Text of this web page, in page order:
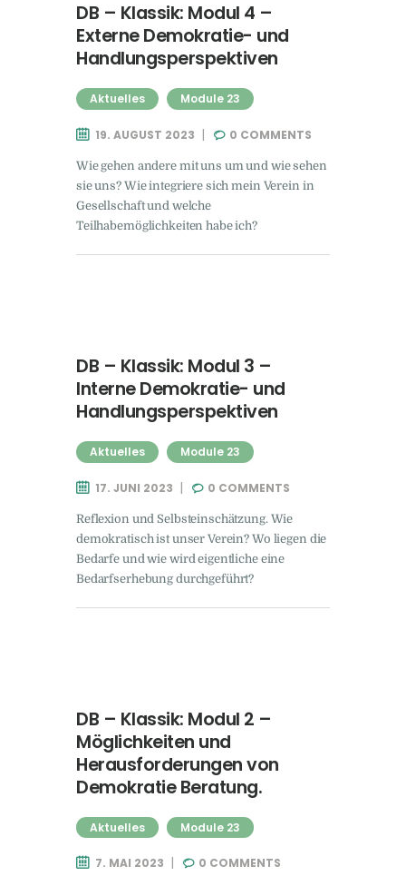
DB – Klassik: Modul 4 –
Externe Demokratie- und
Handlungsperspektiven
Aktuelles Module 23
19. AUGUST 2023 0 COMMENTS
Wie gehen andere mit uns um und wie sehen
sie uns? Wie integriere sich mein Verein in
Gesellschaft und welche
Teilhabemöglichkeiten habe ich?
DB – Klassik: Modul 3 –
Interne Demokratie- und
Handlungsperspektiven
Aktuelles Module 23
17. JUNI 2023 0 COMMENTS
Reflexion und Selbsteinschätzung. Wie
demokratisch ist unser Verein? Wo liegen die
Bedarfe und wie wird eigentliche eine
Bedarfserhebung durchgeführt?
DB – Klassik: Modul 2 –
Möglichkeiten und
Herausforderungen von
Demokratie Beratung.
Aktuelles Module 23
7. MAI 2023 0 COMMENTS